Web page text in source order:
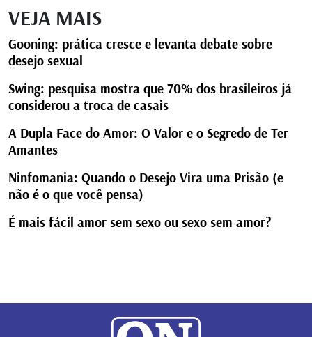
VEJA MAIS
Gooning: prática cresce e levanta debate sobre
desejo sexual
Swing: pesquisa mostra que 70% dos brasileiros já
considerou a troca de casais
A Dupla Face do Amor: O Valor e o Segredo de Ter
Amantes
Ninfomania: Quando o Desejo Vira uma Prisão (e
não é o que você pensa)
É mais fácil amor sem sexo ou sexo sem amor?